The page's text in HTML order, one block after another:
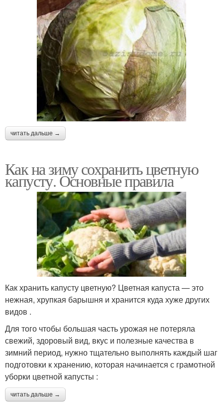
читать дальше →
Как на зиму сохранить цветную
капусту. Основные правила
Как хранить капусту цветную? Цветная капуста — это
нежная, хрупкая барышня и хранится куда хуже других
видов .
Для того чтобы большая часть урожая не потеряла
свежий, здоровый вид, вкус и полезные качества в
зимний период, нужно тщательно выполнять каждый шаг
подготовки к хранению, которая начинается с грамотной
уборки цветной капусты :
читать дальше →